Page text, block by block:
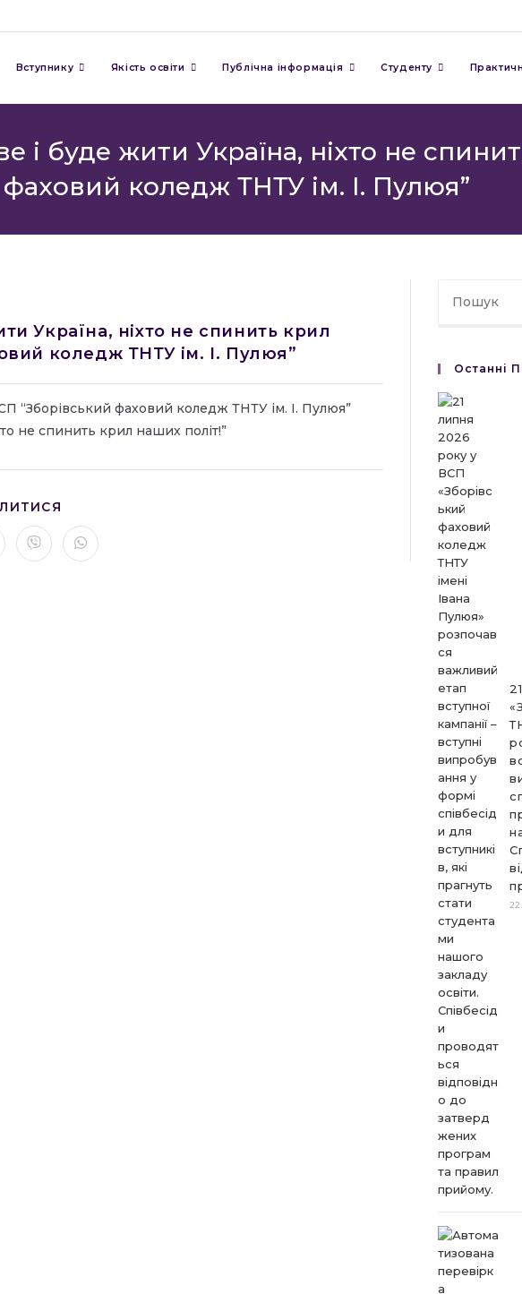
Вступнику Якість освіти Публічна інформація Студенту
і буде жити Україна, ніхто не
фаховий коледж ТНТУ ім. І. Пулюя”
Україна, ніхто не спинить крил
коледж ТНТУ ім. І. Пулюя”
“Зборівський фаховий коледж ТНТУ ім. І. Пулюя”
не спинить крил наших політ!”
ЦИМ
ВМІСТОМ
Відкрити
в
Відкрити
в
Останні